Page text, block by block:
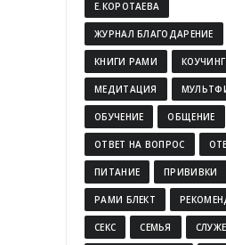
Е.КОРОТАЕВА
ЖУРНАЛ БЛАГОДАРЕНИЕ
КНИГИ РАМИ КОУЧИНГ
МЕДИТАЦИЯ
ОБУЧЕНИЕ ОБЩЕНИЕ
ОТВЕТ НА ВОПРОС
ПИТАНИЕ ПРИВИВКИ
РАМИ БЛЕКТ
СЕКС СЕМЬЯ